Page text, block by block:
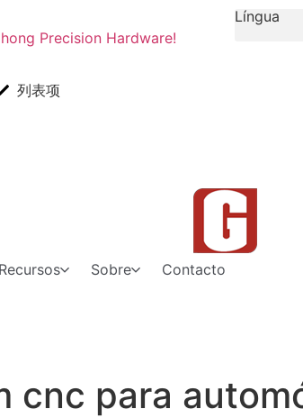
Precision Hardware!
Língua
列表项
Recursos Sobre Contacto
cnc para